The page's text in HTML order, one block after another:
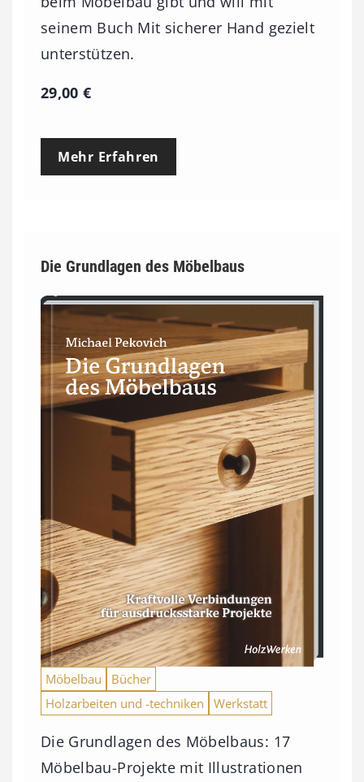
seinem Buch Mit sicherer Hand gezielt
unterstützen.
29,00€
Mehr Erfahren
Die Grundlagen des Möbelbaus
Möbelbau
Bücher
Holzarbeiten und -techniken
Werkstatt
Die Grundlagen des Möbelbaus: 17
Möbelbau-Projekte mit Illustrationen